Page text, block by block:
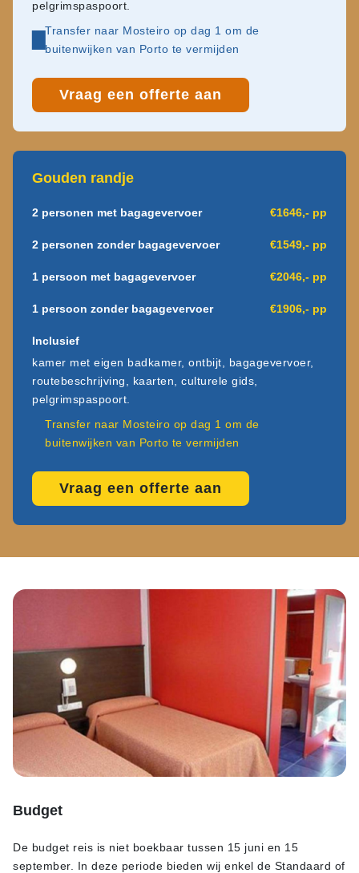
pelgrimspaspoort.
Transfer naar Mosteiro op dag 1 om de
buitenwijken van Porto te vermijden
Vraag een offerte aan
Gouden randje
2 personen met bagagevervoer €1646,- pp
2 personen zonder bagagevervoer €1549,- pp
1 persoon met bagagevervoer €2046,- pp
1 persoon zonder bagagevervoer €1906,- pp
Inclusief
kamer met eigen badkamer, ontbijt, bagagevervoer,
routebeschrijving, kaarten, culturele gids,
pelgrimspaspoort.
Transfer naar Mosteiro op dag 1 om de
buitenwijken van Porto te vermijden
Vraag een offerte aan
Budget
De budget reis is niet boekbaar tussen 15 juni en 15
september. In deze periode bieden wij enkel de Standaard of